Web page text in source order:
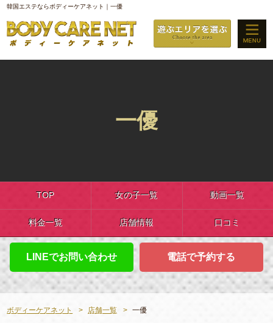
韓国エステならボディーケアネット｜一優
一優
TOP 女の子一覧 動画一覧
料金一覧 店舗情報 口コミ
LINEでお問い合わせ 電話で予約する
ボディーケアネット 店舗一覧 一優